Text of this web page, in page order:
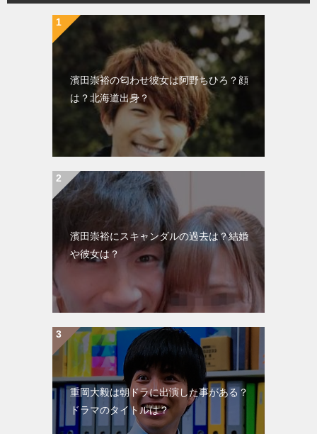
濱田崇裕の匂わせ彼女は阿野ちひろ？顔
は？北海道出身？
濱田崇裕にスキャンダルの過去は？結婚
や彼女は？
重岡大毅は朝ドラに出演した事がある？
ドラマのタイトルは？